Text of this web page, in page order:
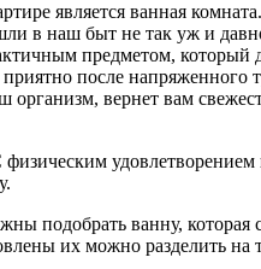
является ванная
в наш быт не так уж и
предметом, который
после напряженного
вернет вам
подобрать ванну,
их можно разделить